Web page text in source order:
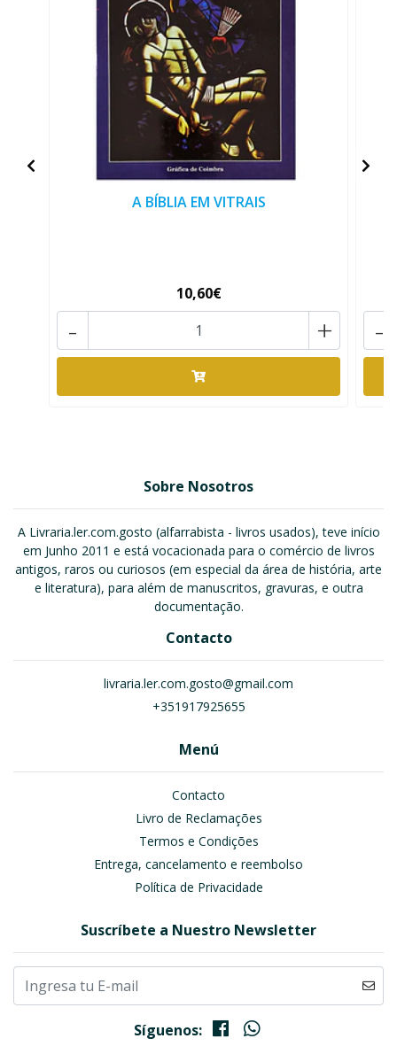
A BÍBLIA EM VITRAIS
10,60€
+
- -
Sobre Nosotros
A Livraria.ler.com.gosto (alfarrabista - livros usados), teve início
em Junho 2011 e está vocacionada para o comércio de livros
antigos, raros ou curiosos (em especial da área de história, arte
e literatura), para além de manuscritos, gravuras, e outra
documentação.
Contacto
livraria.ler.com.gosto@gmail.com
+351917925655
Menú
Contacto
Livro de Reclamações
Termos e Condições
Entrega, cancelamento e reembolso
Política de Privacidade
Suscríbete a Nuestro Newsletter
Síguenos: